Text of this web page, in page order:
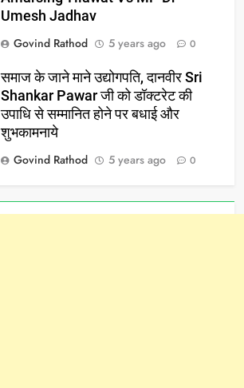
Umesh Jadhav
Govind Rathod
5 years ago 0
समाज के जाने माने उद्योगपति, दानवीर Sri
Shankar Pawar जी को डॉक्टरेट की
उपाधि से सम्मानित होने पर बधाई और
शुभकामनाये
Govind Rathod
5 years ago 0